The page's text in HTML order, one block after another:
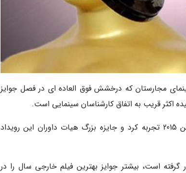
مجارستان که درخشش فوق العاده ای در فصل جوایز
این فیلم اولین نمایش خود را در بخش رقابتی جشنواره فیلم کن 2015 تجربه کرد و جایزه بزرگ هیات داوران این رویداد
2016 مورد توجه ویژه قرار گرفته است، بیشتر جوایز بهترین فیلم خارجی سال را در